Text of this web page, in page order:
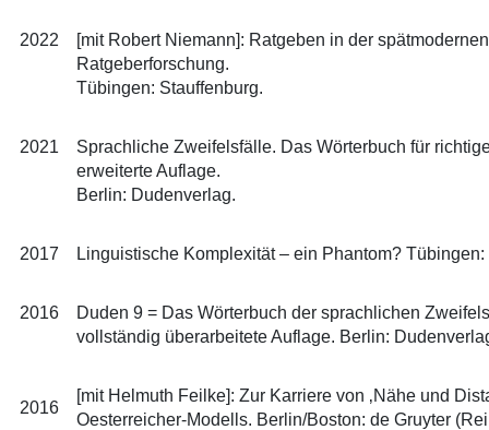
2022
[mit Robert Niemann]: Ratgeben in der
Ratgeberforschung.
Tübingen: Stauffenburg.
2021
Sprachliche Zweifelsfälle. Das Wörterbuch für
erweiterte Auflage.
Berlin: Dudenverlag.
2017 Linguistische Komplexität – ein Phantom? Tübingen:
2016
Duden 9 = Das Wörterbuch der sprachlichen
vollständig überarbeitete Auflage. Berlin:
2016
[mit Helmuth Feilke]: Zur Karriere von ‚Nähe und
Oesterreicher-Modells. Berlin/Boston: de Gruyter